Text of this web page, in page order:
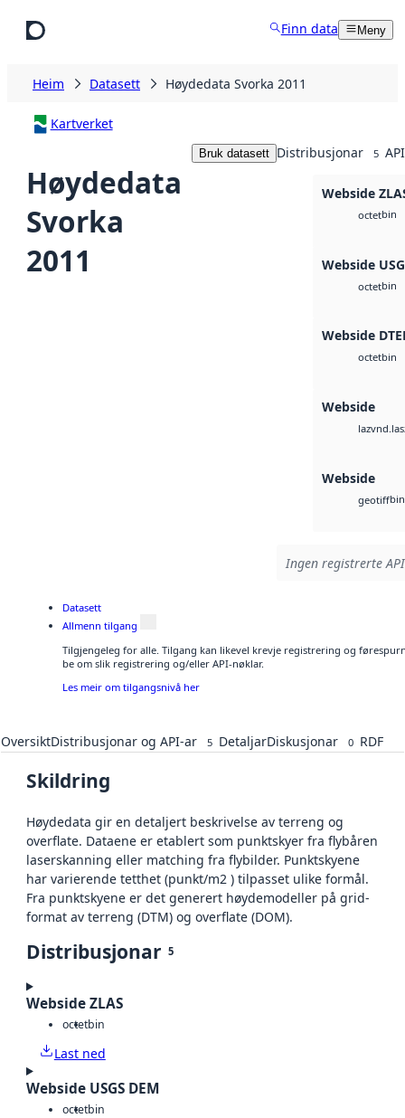
Finn data Meny
Heim Datasett Høydedata Svorka 2011
Kartverket
Høydedata
Svorka
2011
Bruk datasett Distribusjonar 5
Webside
octetbin
Webside
octetbin
Webside
octetbin
Webside
laz
Webside
geotiffbin
Ingen registrerte
Datasett
Allmenn tilgang
Tilgjengeleg for alle. Tilgang kan likevel krevje registrering og
be om slik registrering og/eller API-nøklar.
Les meir om tilgangsnivå her
OversiktDistribusjonar og API-ar 5 DetaljarDiskusjonar 0 RDF
Skildring
Høydedata gir en detaljert beskrivelse av terreng og
overflate. Dataene er etablert som punktskyer fra flybåren
laserskanning eller matching fra flybilder. Punktskyene
har varierende tetthet (punkt/m2 ) tilpasset ulike formål.
Fra punktskyene er det generert høydemodeller på grid-
format av terreng (DTM) og overflate (DOM).
Distribusjonar 5
Webside ZLAS
octetbin
Last ned
Webside USGS DEM
octetbin